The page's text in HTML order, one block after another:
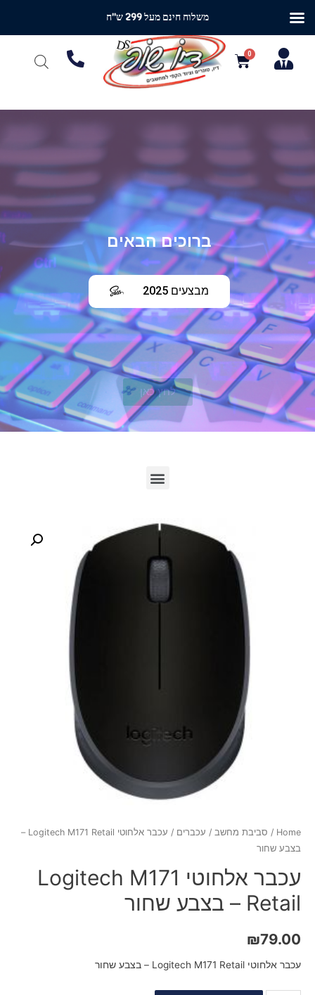
ברוכים הבאים
מבצעים 2025
לחץ כאן
Home
/ סביבת מחשב / עכברים
/ עכבר אלחוטי Logitech M171 Retail –
בצבע שחור
עכבר אלחוטי Logitech M171
Retail – בצבע שחור
₪79.00
עכבר אלחוטי Logitech M171 Retail – בצבע שחור
משלוח חינם מעל 299 ש"ח